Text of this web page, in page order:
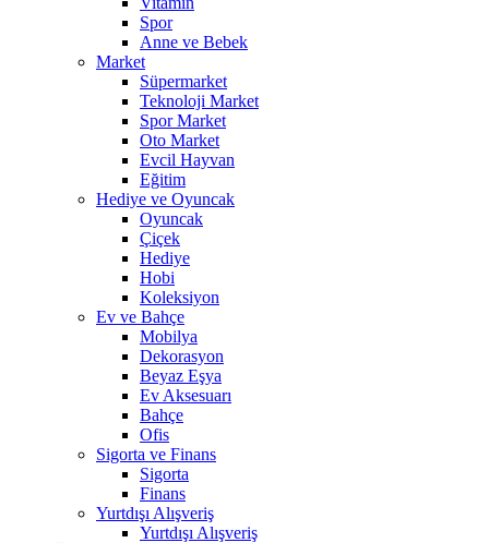
Spor
Anne ve Bebek
Market
Süpermarket
Teknoloji Market
Spor Market
Oto Market
Evcil Hayvan
Eğitim
Hediye ve Oyuncak
Oyuncak
Çiçek
Hediye
Hobi
Koleksiyon
Ev ve Bahçe
Mobilya
Dekorasyon
Beyaz Eşya
Ev Aksesuarı
Bahçe
Ofis
Sigorta ve Finans
Sigorta
Finans
Yurtdışı Alışveriş
Yurtdışı Alışveriş